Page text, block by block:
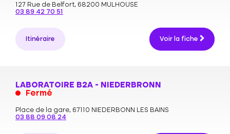
127 Rue de Belfort, 68200 MULHOUSE
03 89 42 70 51
Itinéraire Voir la fiche
LABORATOIRE B2A - NIEDERBRONN
Fermé
Place de la gare, 67110 NIEDERBONN LES BAINS
03 88 09 08 24